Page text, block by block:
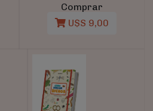
Comprar
U$S 9,00